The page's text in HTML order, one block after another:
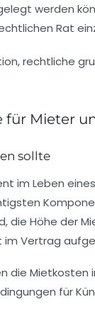
werden
Rat
für Mieter
sollte
im Leben
die Höhe der
Vertrag
die Mietkosten
für